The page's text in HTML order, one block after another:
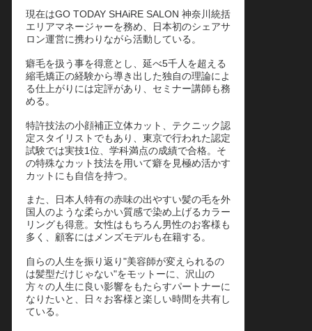
現在はGO TODAY SHAiRE SALON 神奈川統括
エリアマネージャーを務め、日本初のシェアサ
ロン運営に携わりながら活動している。
癖毛を扱う事を得意とし、延べ5千人を超える
縮毛矯正の経験から導き出した独自の理論によ
る仕上がりには定評があり、セミナー講師も務
める。
特許技法の小顔補正立体カット、テクニック認
定スタイリストでもあり、東京で行われた認定
試験では実技1位、学科満点の成績で合格。そ
の特殊なカット技法を用いて癖を見極め活かす
カットにも自信を持つ。
また、日本人特有の赤味の出やすい髪の毛を外
国人のような柔らかい質感で染め上げるカラー
リングも得意。女性はもちろん男性のお客様も
多く、顧客にはメンズモデルも在籍する。
自らの人生を振り返り"美容師が変えられるの
は髪型だけじゃない"をモットーに、沢山の
方々の人生に良い影響をもたらすパートナーに
なりたいと、日々お客様と楽しい時間を共有し
ている。